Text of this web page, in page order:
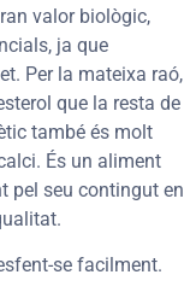
valor biològic,
ja que
Per la mateixa raó,
que la resta de
també és molt
És un aliment
pel seu contingut en
se facilment.